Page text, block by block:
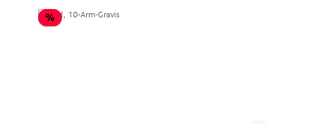
%Rabatt